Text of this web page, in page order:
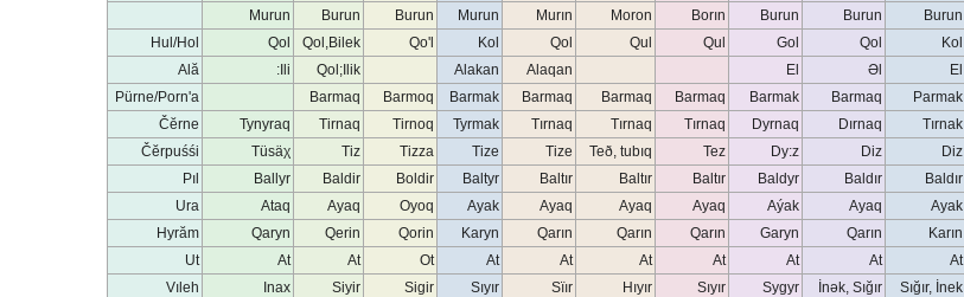
Burun
Burun
Burun
Borın
Moron
Murın
Murun
Burun
Burun
Murun
Kol
Qol
Gol
Qul
Qul
Qol
Kol
Qo'l
Qol,Bilek
Qol
Hul/Hol
El
Əl
El
Alaqan
Alakan
Qol;Ilik
Ili:
Ală
Parmak
Barmaq
Barmak
Barmaq
Barmaq
Barmaq
Barmak
Barmoq
Barmaq
Pürne/Porn'a
Tırnak
Dırnaq
Dyrnaq
Tırnaq
Tırnaq
Tırnaq
Tyrmak
Tirnoq
Tirnaq
Tynyraq
Čĕrne
Diz
Diz
Dy:z
Tez
Teð, tubıq
Tize
Tize
Tizza
Tiz
Tüsäχ
Čĕrpuśśi
Baldır
Baldır
Baldyr
Baltır
Baltır
Baltır
Baltyr
Boldir
Baldir
Ballyr
Pıl
Ayak
Ayaq
Aýak
Ayaq
Ayaq
Ayaq
Ayak
Oyoq
Ayaq
Ataq
Ura
Karın
Qarın
Garyn
Qarın
Qarın
Qarın
Karyn
Qorin
Qerin
Qaryn
Hyrăm
At
At
At
At
At
At
At
Ot
At
At
Ut
Sığır, İnek
İnək, Sığır
Sygyr
Sıyır
Hıyır
Sïır
Sıyır
Sigir
Siyir
Inax
Vıleh